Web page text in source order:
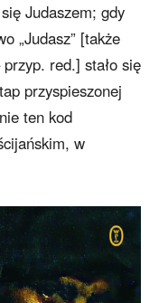
Judaszem; gdy
„Judasz” [także
red.] stało się
przyspieszonej
ten kod
w